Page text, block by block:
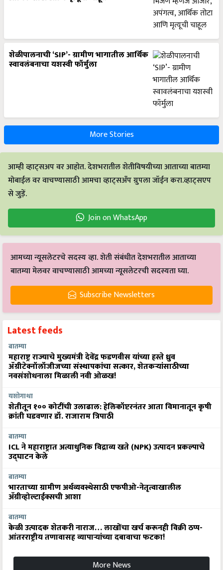
शेळीपालनाची ‘SIP’- ग्रामीण भागातील आर्थिक
स्वावलंबनाचा यशस्वी फॉर्मुला
More Stories
आम्ही व्हाट्सअप वर आहोत. देशभरातील शेतीविषयीच्या आताच्या बातम्या
मोबाईल वर वाचण्यासाठी आमचा व्हाट्सअँप ग्रुपला जॉईन करा.व्हाट्सएप
से जुड़ें.
Join on WhatsApp
आमच्या न्यूसलेटरचे सदस्य व्हा. शेती संबंधीत देशभरातील आताच्या
बातम्या मेलवर वाचण्यासाठी आमच्या न्यूसलेटरची सदस्यता घ्या.
Subscribe Newsletters
Latest feeds
बातम्या
महाराष्ट्र राज्याचे मुख्यमंत्री देवेंद्र फडणवीस यांच्या हस्ते ध्रुव
ॲग्रीटेक्नॉलॉजीजच्या संस्थापकांचा सत्कार, शेतकऱ्यांसाठीच्या
नवसंशोधनाला मिळाली नवी ओळख!
यशोगाथा
शेतीतून १०० कोटींची उलाढाल: हेलिकॉप्टरनंतर आता विमानातून कृषी
क्रांती घडवणार डॉ. राजाराम त्रिपाठी
बातम्या
ICL ने महाराष्ट्रात अत्याधुनिक विद्राव्य खते (NPK) उत्पादन प्रकल्पाचे
उद्घाटन केले
बातम्या
भारताच्या ग्रामीण अर्थव्यवस्थेसाठी एफपीओ-नेतृत्वाखालील
अ‍ॅग्रीव्होल्टाईक्सची आशा
बातम्या
केळी उत्पादक शेतकरी नाराज… लाखोंचा खर्च करूनही विक्री ठप्प-
आंतरराष्ट्रीय तणावासह व्यापाऱ्यांच्या दबावाचा फटका!
More News